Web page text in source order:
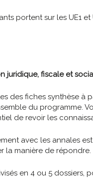
portent sur les UE1
juridique, fiscale et
des fiches synthèse à
du programme.
de revoir les
avec les annales
la manière de répondre.
en 4 ou 5 dossiers,